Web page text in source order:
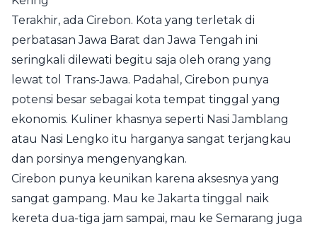
Terakhir, ada Cirebon. Kota yang terletak di
perbatasan Jawa Barat dan Jawa Tengah ini
seringkali dilewati begitu saja oleh orang yang
lewat tol Trans-Jawa. Padahal, Cirebon punya
potensi besar sebagai kota tempat tinggal yang
ekonomis. Kuliner khasnya seperti Nasi Jamblang
atau Nasi Lengko itu harganya sangat terjangkau
dan porsinya mengenyangkan.
Cirebon punya keunikan karena aksesnya yang
sangat gampang. Mau ke Jakarta tinggal naik
kereta dua-tiga jam sampai, mau ke Semarang juga